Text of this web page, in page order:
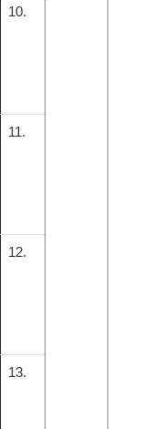
10.
11.
12.
13.